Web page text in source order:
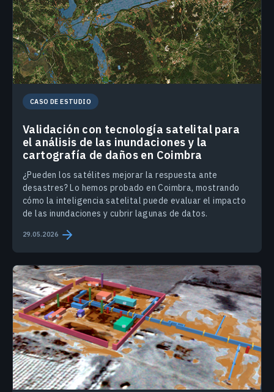
CASO DE ESTUDIO
Validación con tecnología satelital para
el análisis de las inundaciones y la
cartografía de daños en Coimbra
¿Pueden los satélites mejorar la respuesta ante
desastres? Lo hemos probado en Coimbra, mostrando
cómo la inteligencia satelital puede evaluar el impacto
de las inundaciones y cubrir lagunas de datos.
29.05.2026